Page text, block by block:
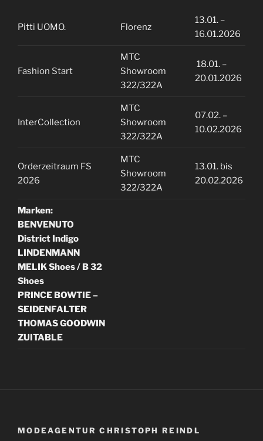
Pitti UOMO. Florenz
13.01. –
16.01.2026
Fashion Start
MTC
Showroom
322/322A
18.01. –
20.01.2026
InterCollection
MTC
Showroom
322/322A
07.02. –
10.02.2026
Orderzeitraum FS
2026
MTC
Showroom
322/322A
13.01. bis
20.02.2026
Marken:
BENVENUTO
District Indigo
LINDENMANN
MELIK Shoes / B 32
Shoes
PRINCE BOWTIE –
SEIDENFALTER
THOMAS GOODWIN
ZUITABLE
MODEAGENTUR CHRISTOPH REINDL